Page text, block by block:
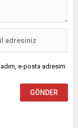
e-posta adresim